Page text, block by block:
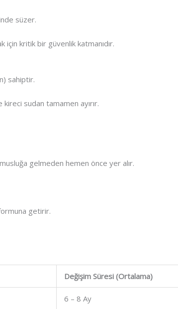
süzer.
kritik bir güvenlik katmanıdır.
sahiptir.
sudan tamamen ayırır.
gelmeden hemen önce yer alır.
getirir.
Değişim Süresi (Ortalama)
6 – 8 Ay